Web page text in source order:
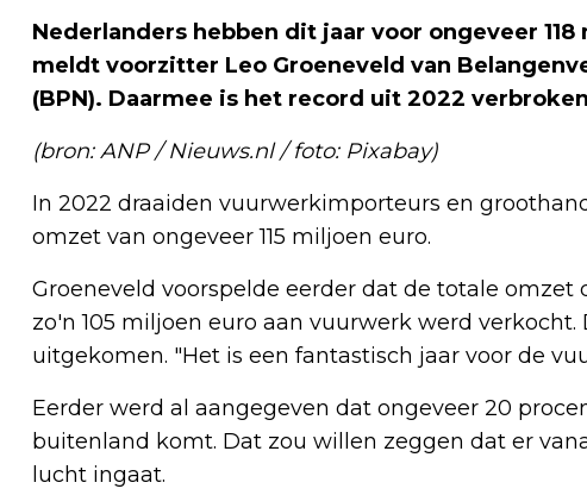
Nederlanders hebben dit jaar voor ongeveer
meldt voorzitter Leo Groeneveld van
(BPN). Daarmee is het record uit 2022
(bron: ANP / Nieuws.nl / foto: Pixabay)
In 2022 draaiden vuurwerkimporteurs en
omzet van ongeveer 115 miljoen euro.
Groeneveld voorspelde eerder dat de totale
zo'n 105 miljoen euro aan vuurwerk werd
uitgekomen. "Het is een fantastisch jaar voor de
Eerder werd al aangegeven dat ongeveer 20
buitenland komt. Dat zou willen zeggen dat er
lucht ingaat.